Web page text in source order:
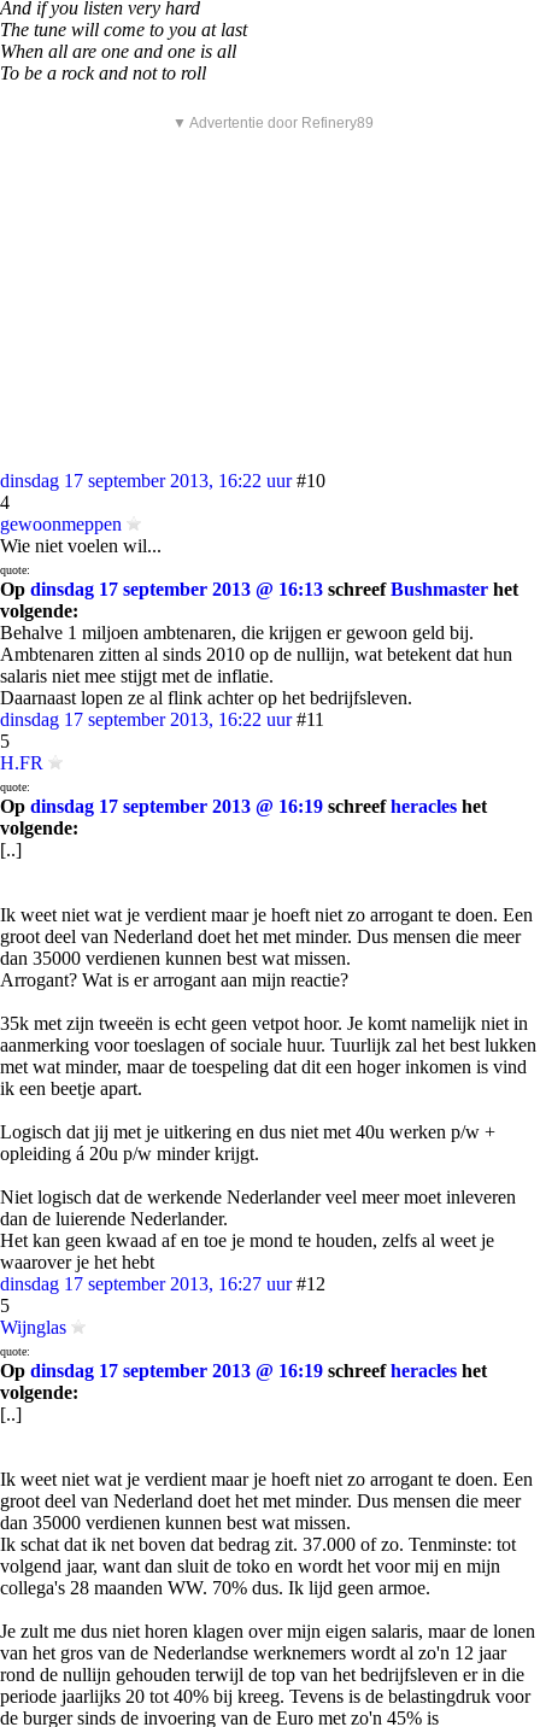
And if you listen very hard
The tune will come to you at last
When all are one and one is all
To be a rock and not to roll
▼ Advertentie door Refinery89
dinsdag 17 september 2013, 16:22 uur #10
4
gewoonmeppen
Wie niet voelen wil...
quote:
Op dinsdag 17 september 2013 @ 16:13 schreefBushmaster het
volgende:
Behalve 1 miljoen ambtenaren, die krijgen er gewoon geld bij.
Ambtenaren zitten al sinds 2010 op de nullijn, wat betekent dat hun
salaris niet mee stijgt met de inflatie.
Daarnaast lopen ze al flink achter op het bedrijfsleven.
dinsdag 17 september 2013, 16:22 uur #11
5
H.FR
quote:
Op dinsdag 17 september 2013 @ 16:19 schreefheracles het
volgende:
[..]
Ik weet niet wat je verdient maar je hoeft niet zo arrogant te doen. Een
groot deel van Nederland doet het met minder. Dus mensen die meer
dan 35000 verdienen kunnen best wat missen.
Arrogant? Wat is er arrogant aan mijn reactie?
35k met zijn tweeën is echt geen vetpot hoor. Je komt namelijk niet in
aanmerking voor toeslagen of sociale huur. Tuurlijk zal het best lukken
met wat minder, maar de toespeling dat dit een hoger inkomen is vind
ik een beetje apart.
Logisch dat jij met je uitkering en dus niet met 40u werken p/w +
opleiding á 20u p/w minder krijgt.
Niet logisch dat de werkende Nederlander veel meer moet inleveren
dan de luierende Nederlander.
Het kan geen kwaad af en toe je mond te houden, zelfs al weet je
waarover je het hebt
dinsdag 17 september 2013, 16:27 uur #12
5
Wijnglas
quote:
Op dinsdag 17 september 2013 @ 16:19 schreefheracles het
volgende:
[..]
Ik weet niet wat je verdient maar je hoeft niet zo arrogant te doen. Een
groot deel van Nederland doet het met minder. Dus mensen die meer
dan 35000 verdienen kunnen best wat missen.
Ik schat dat ik net boven dat bedrag zit. 37.000 of zo. Tenminste: tot
volgend jaar, want dan sluit de toko en wordt het voor mij en mijn
collega's 28 maanden WW. 70% dus. Ik lijd geen armoe.
Je zult me dus niet horen klagen over mijn eigen salaris, maar de lonen
van het gros van de Nederlandse werknemers wordt al zo'n 12 jaar
rond de nullijn gehouden terwijl de top van het bedrijfsleven er in die
periode jaarlijks 20 tot 40% bij kreeg. Tevens is de belastingdruk voor
de burger sinds de invoering van de Euro met zo'n 45% is